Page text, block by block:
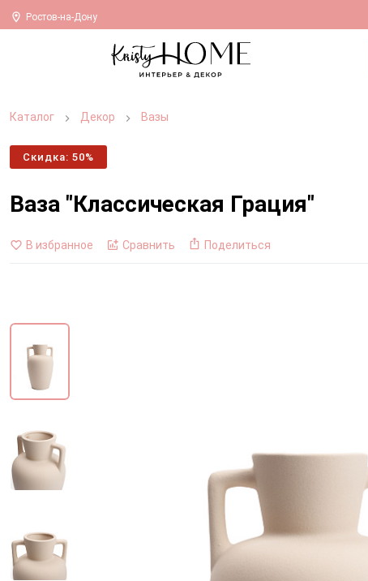
Ростов-на-Дону
Каталог Декор Вазы
Скидка: 50%
Ваза "Классическая Грация"
В избранное Сравнить Поделиться